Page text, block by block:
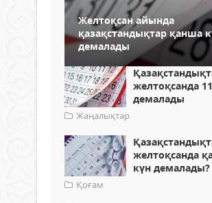
Желтоқсан айында
қазақстандықтар қанша
демалады
желтоқсанда
демалады
Жаңалықтар
желтоқсанда
күн демалады?
Қоғам